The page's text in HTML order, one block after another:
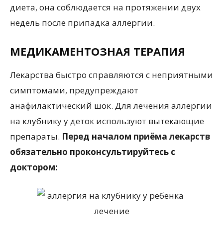
диета, она соблюдается на протяжении двух
недель после припадка аллергии.
МЕДИКАМЕНТОЗНАЯ ТЕРАПИЯ
Лекарства быстро справляются с неприятными
симптомами, предупреждают
анафилактический шок. Для лечения аллергии
на клубнику у деток используют вытекающие
препараты. Перед началом приёма лекарств
обязательно проконсультируйтесь с
доктором: